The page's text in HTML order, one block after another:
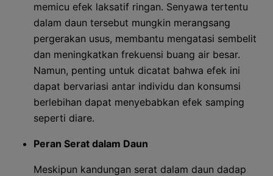
memicu efek laksatif ringan. Senyawa tertentu
dalam daun tersebut mungkin merangsang
pergerakan usus, membantu mengatasi sembelit
dan meningkatkan frekuensi buang air besar.
Namun, penting untuk dicatat bahwa efek ini
dapat bervariasi antar individu dan konsumsi
berlebihan dapat menyebabkan efek samping
seperti diare.
Peran Serat dalam Daun
Meskipun kandungan serat dalam daun dadap